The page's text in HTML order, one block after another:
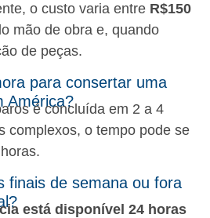
o custo varia entre R$150
mão de obra e, quando
de peças.
para consertar uma
América?
é concluída em 2 a 4
complexos, o tempo pode se
finais de semana ou fora
está disponível 24 horas